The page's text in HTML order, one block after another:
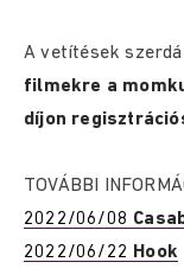
A vetítések
filmekre a
díjon
TOVÁBBI
2022/06/08
2022/06/22 Hook